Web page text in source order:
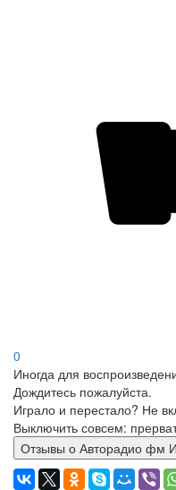
0
Иногда для
Дождитесь пожалуйста.
Играло и перестало? Не
Выключить совсем:
Отзывы о